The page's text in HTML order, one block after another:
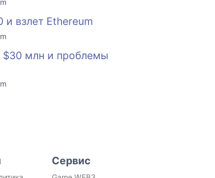
и взлет Ethereum
$30 млн и проблемы
Сервис